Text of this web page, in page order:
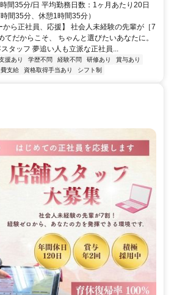
間35分/日 平均勤務日数：1ヶ月あたり20日
間35分、休憩1時間35分）
から正社員、応援】 社会人未経験の先輩が［7
てだからこそ、 ちゃんと選びたいあなたに。
タッフ 夢追い人も立派な正社員...
援あり 学歴不問 経験不問 研修あり
賞与あり
支給 資格取得手当あり シフト制